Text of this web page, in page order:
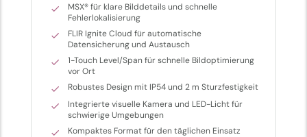
MSX® für klare Bilddetails und schnelle
Fehlerlokalisierung
FLIR Ignite Cloud für automatische
Datensicherung und Austausch
1-Touch Level/Span für schnelle Bildoptimierung
vor Ort
Robustes Design mit IP54 und 2 m Sturzfestigkeit
Integrierte visuelle Kamera und LED-Licht für
schwierige Umgebungen
Kompaktes Format für den täglichen Einsatz